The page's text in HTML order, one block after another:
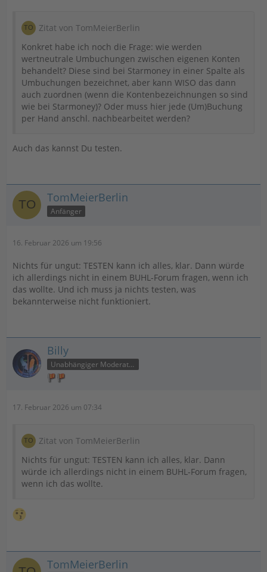
Zitat von TomMeierBerlin
Konkret habe ich noch die Frage: wie werden
wertneutrale Umbuchungen zwischen eigenen Konten
behandelt? Diese sind bei Starmoney in einer Spalte als
Umbuchungen bezeichnet, aber kann WISO das dann
auch zuordnen (wenn die Kontenbezeichnungen so sind
wie bei Starmoney)? Oder muss hier jede (Um)Buchung
per Hand anschl. nachbearbeitet werden?
Auch das kannst Du testen.
TomMeierBerlin
Anfänger
16. Februar 2026 um 19:56
Nichts für ungut: TESTEN kann ich alles, klar. Dann würde
ich allerdings nicht in einem BUHL-Forum fragen, wenn ich
das wollte. Und ich muss ja nichts testen, was
bekannterweise nicht funktioniert.
Billy
Unabhängiger Moderator
17. Februar 2026 um 07:34
Zitat von TomMeierBerlin
Nichts für ungut: TESTEN kann ich alles, klar. Dann
würde ich allerdings nicht in einem BUHL-Forum fragen,
wenn ich das wollte.
TomMeierBerlin